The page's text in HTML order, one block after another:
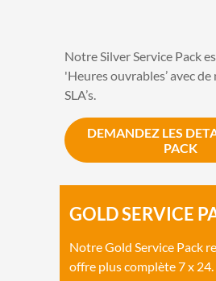
Notre Silver Service Pack
'Heures ouvrables’ avec
SLA’s.
DEMANDEZ LES
PACK
GOLD SERVICE
Notre Gold Service Pack
offre plus complète 7 x 24.